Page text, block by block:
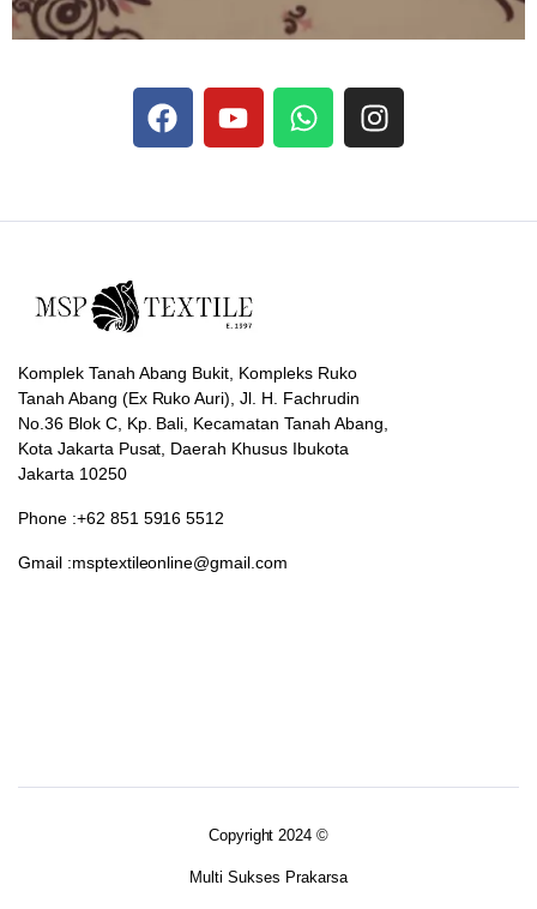
francophones.
Komplek Tanah Abang Bukit, Kompleks Ruko
Tanah Abang (Ex Ruko Auri), Jl. H. Fachrudin
No.36 Blok C, Kp. Bali, Kecamatan Tanah Abang,
Kota Jakarta Pusat, Daerah Khusus Ibukota
Jakarta 10250
Phone :+62 851 5916 5512
Gmail :msptextileonline@gmail.com
Copyright 2024 ©
Multi Sukses Prakarsa